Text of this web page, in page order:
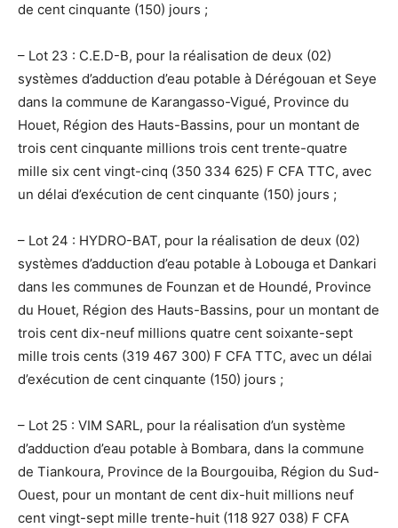
de cent cinquante (150) jours ;
– Lot 23 : C.E.D-B, pour la réalisation de deux (02)
systèmes d’adduction d’eau potable à Dérégouan et Seye
dans la commune de Karangasso-Vigué, Province du
Houet, Région des Hauts-Bassins, pour un montant de
trois cent cinquante millions trois cent trente-quatre
mille six cent vingt-cinq (350 334 625) F CFA TTC, avec
un délai d’exécution de cent cinquante (150) jours ;
– Lot 24 : HYDRO-BAT, pour la réalisation de deux (02)
systèmes d’adduction d’eau potable à Lobouga et Dankari
dans les communes de Founzan et de Houndé, Province
du Houet, Région des Hauts-Bassins, pour un montant de
trois cent dix-neuf millions quatre cent soixante-sept
mille trois cents (319 467 300) F CFA TTC, avec un délai
d’exécution de cent cinquante (150) jours ;
– Lot 25 : VIM SARL, pour la réalisation d’un système
d’adduction d’eau potable à Bombara, dans la commune
de Tiankoura, Province de la Bourgouiba, Région du Sud-
Ouest, pour un montant de cent dix-huit millions neuf
cent vingt-sept mille trente-huit (118 927 038) F CFA